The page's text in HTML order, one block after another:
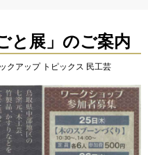
と展」のご案内
クアップ トピックス 民工芸